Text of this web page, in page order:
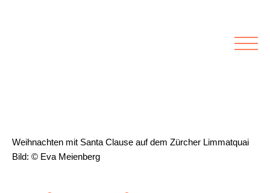
Inserate &
Weihnachten mit Santa Clause auf dem Zürcher Limmatquai
Bild: © Eva Meienberg